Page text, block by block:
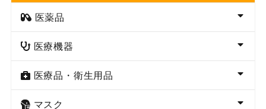
医薬品
医療機器
医療品・衛生用品
マスク